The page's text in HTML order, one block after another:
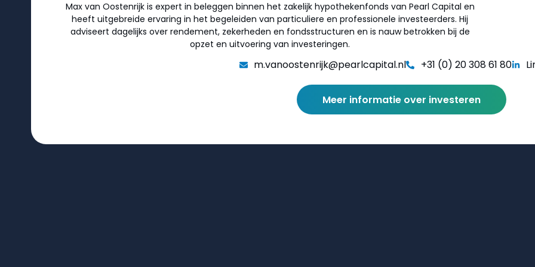
Max van Oostenrijk is expert in beleggen binnen het zakelijk hypothekenfonds van Pearl Capital en
heeft uitgebreide ervaring in het begeleiden van particuliere en professionele investeerders. Hij
adviseert dagelijks over rendement, zekerheden en fondsstructuren en is nauw betrokken bij de
opzet en uitvoering van investeringen.
m.vanoostenrijk@pearlcapital.nl +31 (0) 20 308 61 80
Meer informatie over investeren